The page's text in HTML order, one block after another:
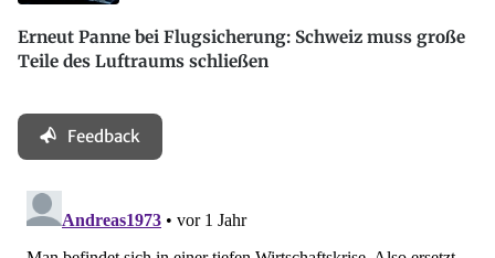
Erneut Panne bei Flugsicherung: Schweiz muss große
Teile des Luftraums schließen
Feedback